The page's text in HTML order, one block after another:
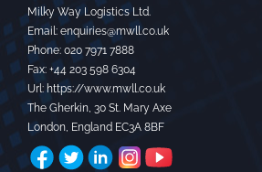
Milky Way Logistics Ltd.
Email: enquiries@mwll.co.uk
Phone: 020 7971 7888‬
Fax: +44 203 598 6304‬
Url: https://www.mwll.co.uk
The Gherkin, 30 St. Mary Axe
London, England EC3A 8BF